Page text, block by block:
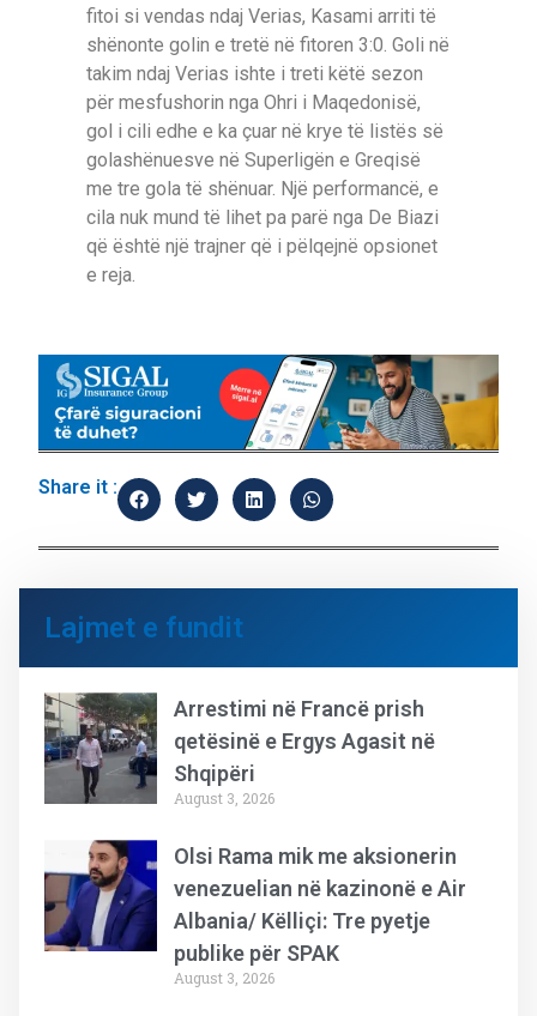
fitoi si vendas ndaj Verias, Kasami arriti të
shënonte golin e tretë në fitoren 3:0. Goli në
takim ndaj Verias ishte i treti këtë sezon
për mesfushorin nga Ohri i Maqedonisë,
gol i cili edhe e ka çuar në krye të listës së
golashënuesve në Superligën e Greqisë
me tre gola të shënuar. Një performancë, e
cila nuk mund të lihet pa parë nga De Biazi
që është një trajner që i pëlqejnë opsionet
e reja.
Share it :
Lajmet e fundit
Arrestimi në Francë prish
qetësinë e Ergys Agasit në
Shqipëri
August 3, 2026
Olsi Rama mik me aksionerin
venezuelian në kazinonë e Air
Albania/ Këlliçi: Tre pyetje
publike për SPAK
August 3, 2026